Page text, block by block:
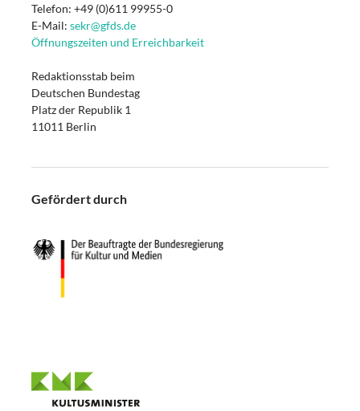
Telefon: +49 (0)611 99955-0
E-Mail: sekr@gfds.de
Öffnungszeiten und Erreichbarkeit
Redaktionsstab beim
Deutschen Bundestag
Platz der Republik 1
11011 Berlin
Gefördert durch